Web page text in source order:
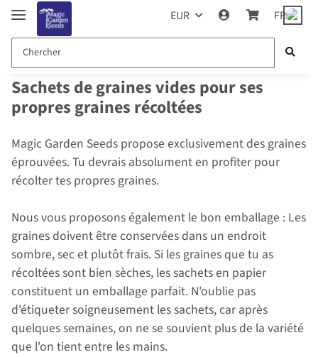
EUR FR
Sachets de graines vides pour ses
propres graines récoltées
Magic Garden Seeds propose exclusivement des graines
éprouvées. Tu devrais absolument en profiter pour
récolter tes propres graines.
Nous vous proposons également le bon emballage : Les
graines doivent être conservées dans un endroit
sombre, sec et plutôt frais. Si les graines que tu as
récoltées sont bien sèches, les sachets en papier
constituent un emballage parfait. N'oublie pas
d'étiqueter soigneusement les sachets, car après
quelques semaines, on ne se souvient plus de la variété
que l'on tient entre les mains.